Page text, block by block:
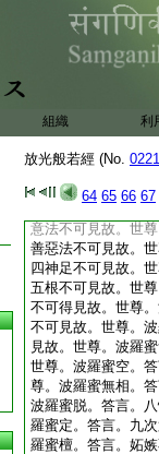
組織 利
放光般若經 (No.
64 65 66 67
蜜大空。答言。諸
至竟空。答言。無
蜜有爲空。答言。
波羅蜜常空。答言
世尊。波羅蜜所作
見故。世尊。波羅
可見故。世尊。波
不可見故。世尊。
寂故。世尊。波羅
意法不可見故。世
善惡法不可見故。
四神足不可見故。
五根不可見故。世
不可得見故。世尊
不可見故。世尊。
見故。世尊。波羅
世尊。波羅蜜空。
尊。波羅蜜無相。
波羅蜜脱。答言。
羅蜜定。答言。九
羅蜜檀。答言。妬